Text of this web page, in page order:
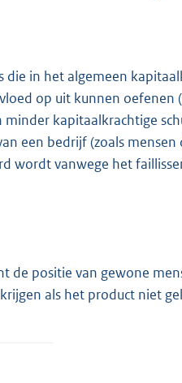
in het algemeen
op uit kunnen oefenen
kapitaalkrachtige
een bedrijf (zoals mensen
wordt vanwege het
de positie van gewone
als het product niet